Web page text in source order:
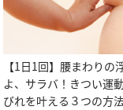
【1日1回】腰まわりの
よ、サラバ！きつい運
びれを叶える３つの方